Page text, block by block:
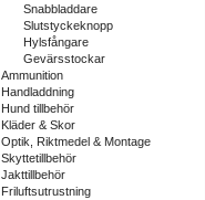
Snabbladdare
Slutstyckeknopp
Hylsfångare
Gevärsstockar
Ammunition
Handladdning
Hund tillbehör
Kläder & Skor
Optik, Riktmedel & Montage
Skyttetillbehör
Jakttillbehör
Friluftsutrustning